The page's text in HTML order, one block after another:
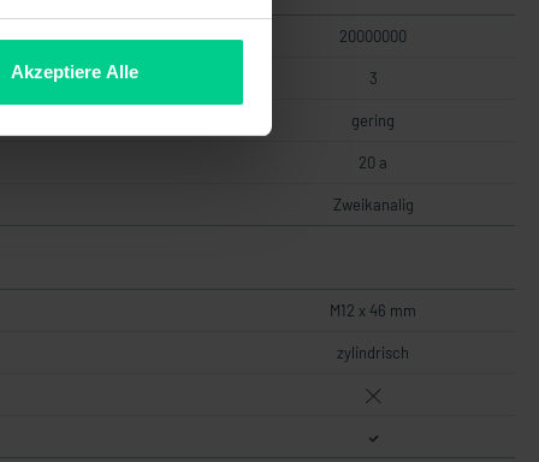
Akzeptiere Alle
20000000
3
gering
20 a
Zweikanalig
M12 x 46 mm
zylindrisch